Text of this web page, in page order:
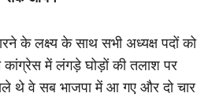
के लक्ष्य के साथ सभी अध्यक्ष पदों को
कांग्रेस में लंगड़े घोड़ों की तलाश पर
थे वे सब भाजपा में आ गए और दो चार